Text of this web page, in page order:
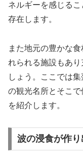
ネルギーを感じる
存在します。
また地元の豊かな
れられる施設もあ
しょう。ここでは
の観光名所とそこ
を紹介します。
波の浸食が作